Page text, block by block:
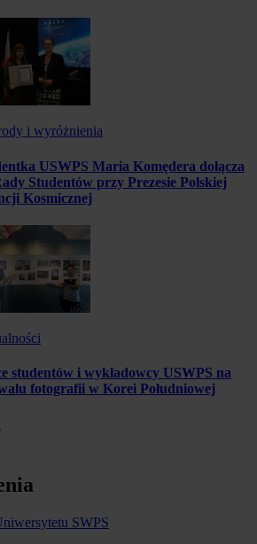
i wyróżnienia
USWPS Maria Komędera dołącza
Studentów przy Prezesie Polskiej
Kosmicznej
studentów i wykładowcy USWPS na
fotografii w Korei Południowej
SWPS